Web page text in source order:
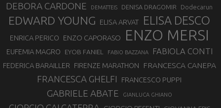
DEBORA CARDONE DEMATTEIS DENISA DRAGOMIR Dodecarun
EDWARD YOUNG ELISA ARVAT ELISA DESCO
ENRICA PERICO ENZO CAPORASO ENZO MERSI
EUFEMIA MAGRO EYOB FANIEL FABIO BAZZANA FABIOLA CONTI
FEDERICA BARAILLER FIRENZE MARATHON FRANCESCA CANEPA
FRANCESCA GHELFI FRANCESCO PUPPI
GABRIELE ABATE GIANLUCA GHIANO